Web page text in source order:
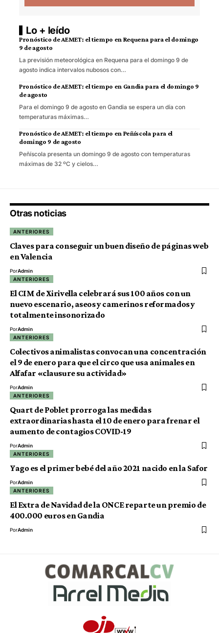
Lo + leído
Pronóstico de AEMET: el tiempo en Requena para el domingo
9 de agosto
La previsión meteorológica en Requena para el domingo 9 de
agosto indica intervalos nubosos con…
Pronóstico de AEMET: el tiempo en Gandia para el domingo 9
de agosto
Para el domingo 9 de agosto en Gandia se espera un día con
temperaturas máximas…
Pronóstico de AEMET: el tiempo en Peñíscola para el
domingo 9 de agosto
Peñíscola presenta un domingo 9 de agosto con temperaturas
máximas de 32 ºC y cielos…
Otras noticias
ANTERIORES
Claves para conseguir un buen diseño de páginas web
en Valencia
PorAdmin
ANTERIORES
El CIM de Xirivella celebrará sus 100 años con un
nuevo escenario, aseos y camerinos reformados y
totalmente insonorizado
PorAdmin
ANTERIORES
Colectivos animalistas convocan una concentración
el 9 de enero para que el circo que usa animales en
Alfafar «clausure su actividad»
PorAdmin
ANTERIORES
Quart de Poblet prorroga las medidas
extraordinarias hasta el 10 de enero para frenar el
aumento de contagios COVID-19
PorAdmin
ANTERIORES
Yago es el primer bebé del año 2021 nacido en la Safor
PorAdmin
ANTERIORES
El Extra de Navidad de la ONCE reparte un premio de
400.000 euros en Gandia
PorAdmin